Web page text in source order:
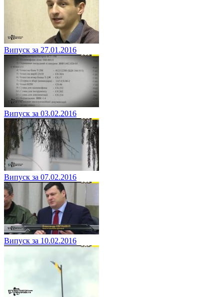
Випуск за 27.01.2016
Випуск за 03.02.2016
Випуск за 07.02.2016
Випуск за 10.02.2016